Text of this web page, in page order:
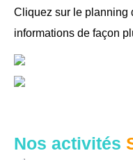
Cliquez sur le planning
informations de façon
Nos activités